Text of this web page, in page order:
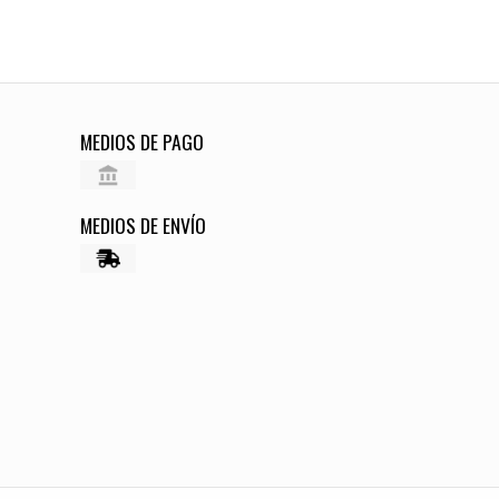
MEDIOS DE PAGO
MEDIOS DE ENVÍO